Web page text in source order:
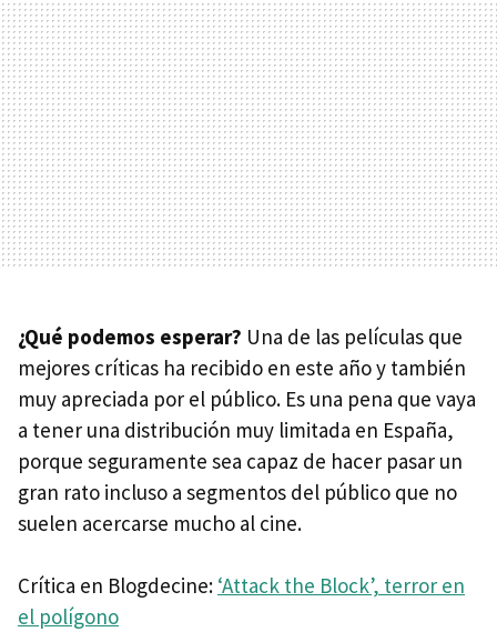
¿Qué podemos esperar? Una de las películas que
mejores críticas ha recibido en este año y también
muy apreciada por el público. Es una pena que vaya
a tener una distribución muy limitada en España,
porque seguramente sea capaz de hacer pasar un
gran rato incluso a segmentos del público que no
suelen acercarse mucho al cine.
Crítica en Blogdecine: ‘Attack the Block’, terror en
el polígono